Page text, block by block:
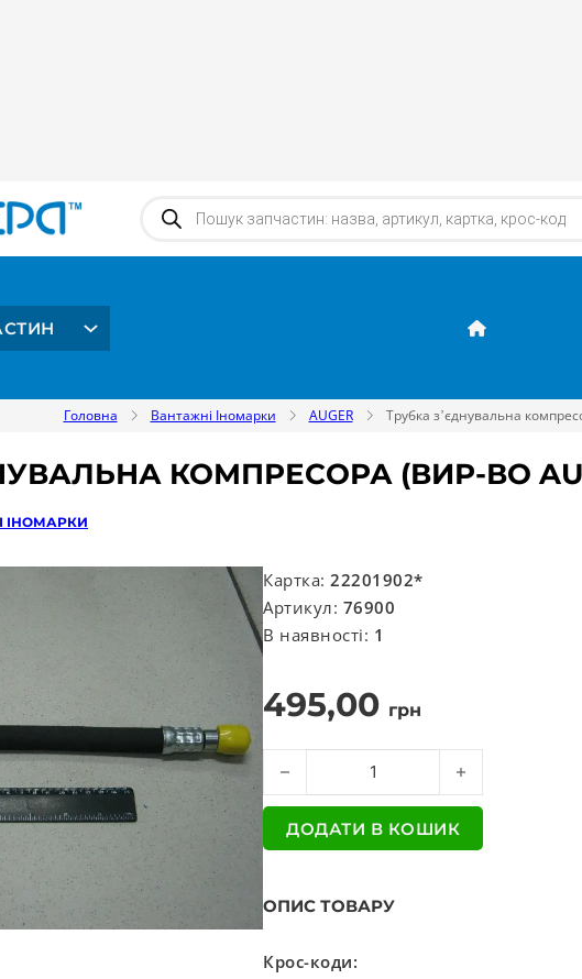
Products search
Головна Вантажні Іномарки AUGER Трубка з’єднувальна
КОМПРЕСОРА (ВИР-ВО
ІНОМАРКИ
Картка: 22201902*
Артикул: 76900
В наявності: 1
495,00 грн
Трубка з'єднувальна компресора (вир-
ДОДАТИ В КОШИК
ОПИС ТОВАРУ
Крос-коди: